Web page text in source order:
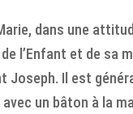
dans une
l’Enfant et de sa
Joseph. Il est
un bâton à la